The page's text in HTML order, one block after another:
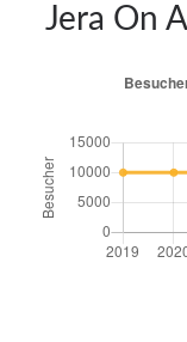
Jera On